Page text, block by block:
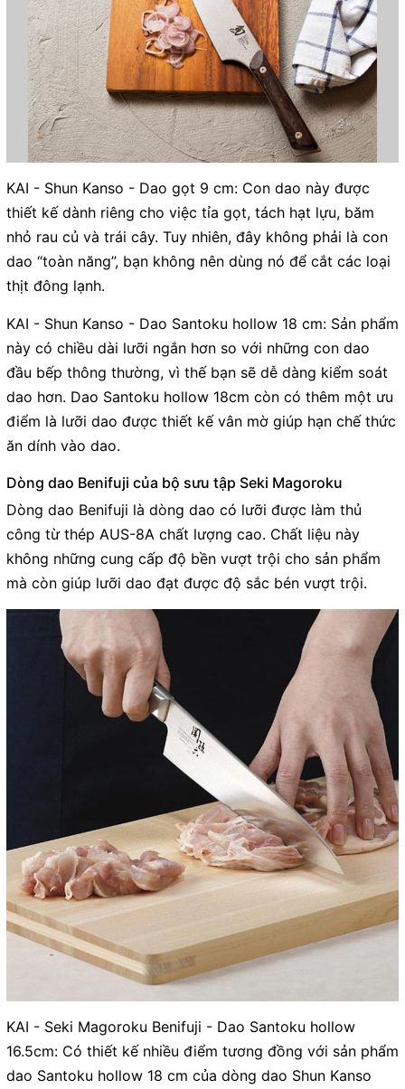
KAI - Shun Kanso - Dao gọt 9 cm: Con dao này được
thiết kế dành riêng cho việc tỉa gọt, tách hạt lựu, băm
nhỏ rau củ và trái cây. Tuy nhiên, đây không phải là con
dao “toàn năng”, bạn không nên dùng nó để cắt các loại
thịt đông lạnh.
KAI - Shun Kanso - Dao Santoku hollow 18 cm: Sản phẩm
này có chiều dài lưỡi ngắn hơn so với những con dao
đầu bếp thông thường, vì thế bạn sẽ dễ dàng kiểm soát
dao hơn. Dao Santoku hollow 18cm còn có thêm một ưu
điểm là lưỡi dao được thiết kế vân mờ giúp hạn chế thức
ăn dính vào dao.
Dòng dao Benifuji của bộ sưu tập Seki Magoroku
Dòng dao Benifuji là dòng dao có lưỡi được làm thủ
công từ thép AUS-8A chất lượng cao. Chất liệu này
không những cung cấp độ bền vượt trội cho sản phẩm
mà còn giúp lưỡi dao đạt được độ sắc bén vượt trội.
KAI - Seki Magoroku Benifuji - Dao Santoku hollow
16.5cm: Có thiết kế nhiều điểm tương đồng với sản phẩm
dao Santoku hollow 18 cm của dòng dao Shun Kanso